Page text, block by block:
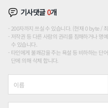
기사댓글0개
200자까지 쓰실 수 있습니다. (현재 0 byte /
저작권 등 다른 사람의 권리를 침해하거나 명
수 있습니다.
타인에게 불쾌감을 주는 욕설 등 비하하는 단
단에 의해 삭제 합니다.